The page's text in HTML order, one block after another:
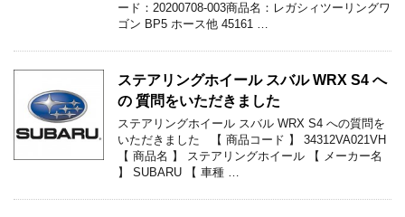
ード：20200708-003商品名：レガシィツーリングワ
ゴン BP5 ホース他 45161 …
ステアリングホイール スバル WRX S4 へ
の 質問をいただきました
ステアリングホイール スバル WRX S4 への質問を
いただきました 【 商品コード 】 34312VA021VH
【 商品名 】 ステアリングホイール 【 メーカー名
】 SUBARU 【 車種 …